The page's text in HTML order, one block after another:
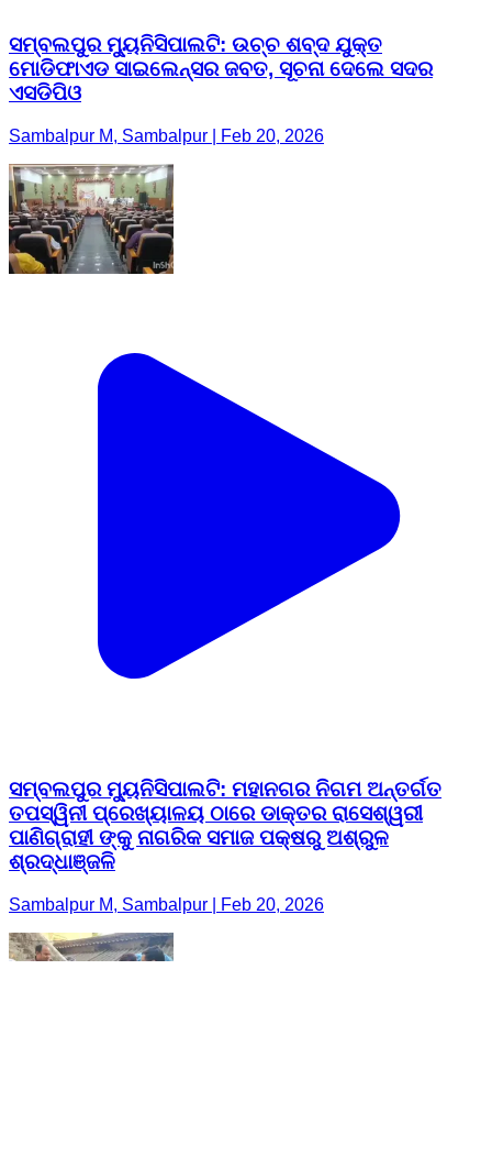
ସମ୍ବଲପୁର ମ୍ୟୁନିସିପାଲଟି: ଉଚ୍ଚ ଶବ୍ଦ ଯୁକ୍ତ
ମୋଡିଫାଏଡ ସାଇଲେନ୍ସର ଜବତ, ସୂଚନା ଦେଲେ ସଦର
ଏସଡିପିଓ
Sambalpur M, Sambalpur | Feb 20, 2026
ସମ୍ବଲପୁର ମ୍ୟୁନିସିପାଲଟି: ମହାନଗର ନିଗମ ଅନ୍ତର୍ଗତ
ତପସ୍ୱିନୀ ପ୍ରେଖ୍ୟାଳୟ ଠାରେ ଡାକ୍ତର ରାସେଶ୍ୱରୀ
ପାଣିଗ୍ରାହୀ ଙ୍କୁ ନାଗରିକ ସମାଜ ପକ୍ଷରୁ ଅଶ୍ରୁଳ
ଶ୍ରଦ୍ଧାଞ୍ଜଳି
Sambalpur M, Sambalpur | Feb 20, 2026